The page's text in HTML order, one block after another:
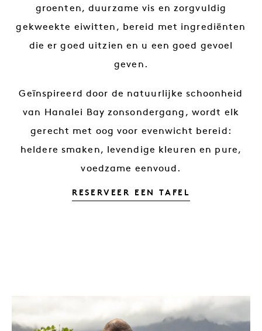
groenten, duurzame vis en zorgvuldig
gekweekte eiwitten, bereid met ingrediënten
die er goed uitzien en u een goed gevoel
geven.
Geïnspireerd door de natuurlijke schoonheid
van Hanalei Bay zonsondergang, wordt elk
gerecht met oog voor evenwicht bereid:
heldere smaken, levendige kleuren en pure,
voedzame eenvoud.
RESERVEER EEN TAFEL